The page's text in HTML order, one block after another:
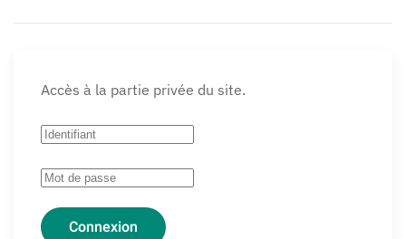
Accès à la partie privée du site.
Connexion